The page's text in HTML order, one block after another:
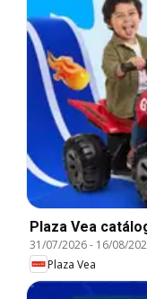
Plaza Vea
31/07/2026- 16/08/
Plaza Vea